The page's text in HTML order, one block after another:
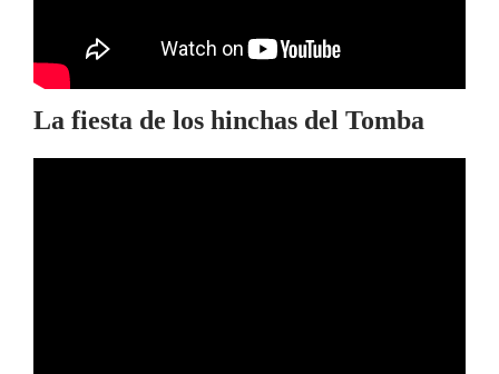
La fiesta de los hinchas del Tomba